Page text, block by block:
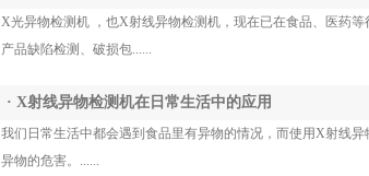
X光异物检测机 ，也X射线异物检测机，现在已在食品、医药
产品缺陷检测、破损包......
· X射线异物检测机在日常生活中的应用
我们日常生活中都会遇到食品里有异物的情况，而使用X射线
异物的危害。......